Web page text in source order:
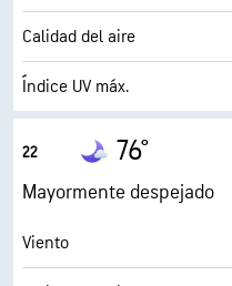
AccuLumen Brightness Index™
Nubosidad
Calidad del aire
Índice UV máx.
Humedad
Punto de rocío
22 76°
Mayormente despejado
Viento